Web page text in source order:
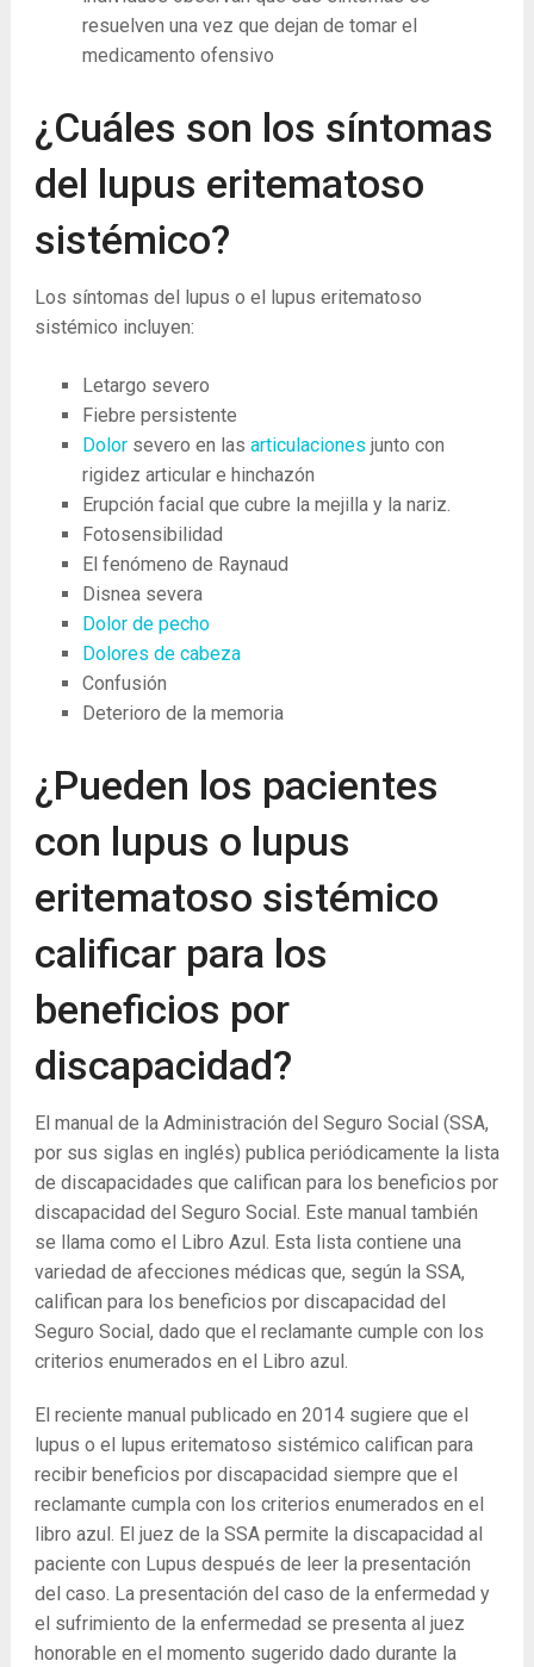
resuelven una vez que dejan de tomar el
medicamento ofensivo
¿Cuáles son los síntomas
del lupus eritematoso
sistémico?
Los síntomas del lupus o el lupus eritematoso
sistémico incluyen:
Letargo severo
Fiebre persistente
Dolorsevero en las articulaciones junto con
rigidez articular e hinchazón
Erupción facial que cubre la mejilla y la nariz.
Fotosensibilidad
El fenómeno de Raynaud
Disnea severa
Dolor de pecho
Dolores de cabeza
Confusión
Deterioro de la memoria
¿Pueden los pacientes
con lupus o lupus
eritematoso sistémico
calificar para los
beneficios por
discapacidad?
El manual de la Administración del Seguro Social (SSA,
por sus siglas en inglés) publica periódicamente la lista
de discapacidades que califican para los beneficios por
discapacidad del Seguro Social. Este manual también
se llama como el Libro Azul. Esta lista contiene una
variedad de afecciones médicas que, según la SSA,
califican para los beneficios por discapacidad del
Seguro Social, dado que el reclamante cumple con los
criterios enumerados en el Libro azul.
El reciente manual publicado en 2014 sugiere que el
lupus o el lupus eritematoso sistémico califican para
recibir beneficios por discapacidad siempre que el
reclamante cumpla con los criterios enumerados en el
libro azul. El juez de la SSA permite la discapacidad al
paciente con Lupus después de leer la presentación
del caso. La presentación del caso de la enfermedad y
el sufrimiento de la enfermedad se presenta al juez
honorable en el momento sugerido dado durante la